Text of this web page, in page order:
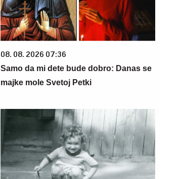
08. 08. 2026 07:36
Samo da mi dete bude dobro: Danas se
majke mole Svetoj Petki